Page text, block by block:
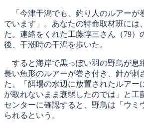
「今津干潟でも、釣り人のルアーが
でいます」。あなたの特命取材班には
た。連絡をくれた工藤惇三さん（79）
後、干潮時の干潟を歩いた。
すると海岸で黒っぽい羽の野鳥が息
長い魚形のルアーが巻き付き、針が刺
た。「餌場の水辺に放置されたルアー
が取れないまま衰弱したのでは」と工
センターに確認すると、野鳥は「ウミ
られるという。